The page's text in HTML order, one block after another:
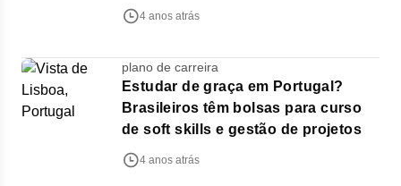
4 anos atrás
plano de carreira
Estudar de graça em Portugal?
Brasileiros têm bolsas para curso
de soft skills e gestão de projetos
4 anos atrás